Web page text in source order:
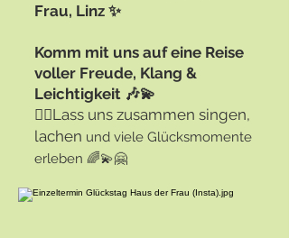
Frau, Linz ✨
Komm mit uns auf eine Reise
voller Freude, Klang &
Leichtigkeit 🎶💫
👯‍♀️Lass uns zusammen singen,
lachen und viele Glücksmomente
erleben 🌈💫🤗